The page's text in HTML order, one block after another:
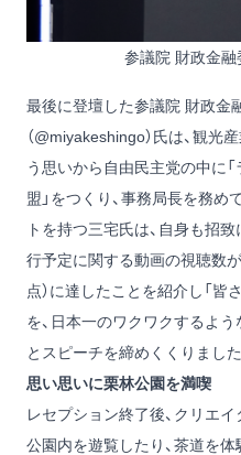
参議院 財政金
最後に登壇した参議院 財政金
（@miyakeshingo）氏は、観光
う思いから自由民主党の中に
盟」をつくり、事務局長を務め
トを持つ三宅氏は、自身も招
行予定に関する動画の視聴数
点）に達したことを紹介し「皆
を、日本一のワクワクするよ
とスピーチを締めくくりました
思い思いに栗林公園を満喫
レセプション終了後、クリエ
公園内を遊覧したり、茶道を